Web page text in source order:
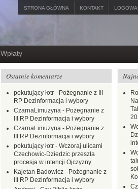
STRONA GŁÓWNA KONTAKT
Wpłaty
Ostatnie komentarze
pokutujący łotr - Pożegnanie z III
RP Dezinformacja i wybory
CzarnaLimuzyna - Pożegnanie z
III RP Dezinformacja i wybory
CzarnaLimuzyna - Pożegnanie z
III RP Dezinformacja i wybory
pokutujący łotr - Wczoraj ulicami
Czechowic-Dziedzic przeszła
procesja w intencji Ojczyzny
Kajetan Badowicz - Pożegnanie z
III RP Dezinformacja i wybory